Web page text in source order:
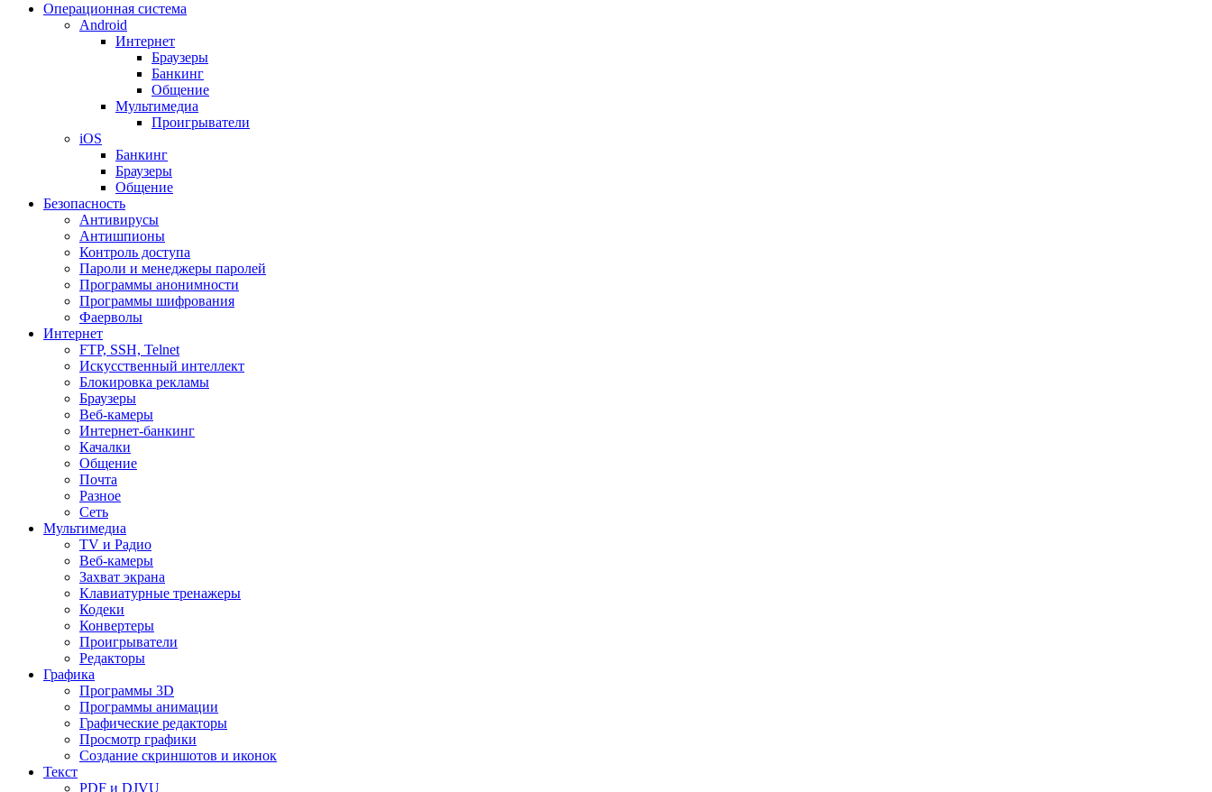
Операционная система
Android
Интернет
Браузеры
Банкинг
Общение
Мультимедиа
Проигрыватели
iOS
Банкинг
Браузеры
Общение
Безопасность
Антивирусы
Антишпионы
Контроль доступа
Пароли и менеджеры паролей
Программы анонимности
Программы шифрования
Фаерволы
Интернет
FTP, SSH, Telnet
Искусственный интеллект
Блокировка рекламы
Браузеры
Веб-камеры
Интернет-банкинг
Качалки
Общение
Почта
Разное
Сеть
Мультимедиа
TV и Радио
Веб-камеры
Захват экрана
Клавиатурные тренажеры
Кодеки
Конвертеры
Проигрыватели
Редакторы
Графика
Программы 3D
Программы анимации
Графические редакторы
Просмотр графики
Создание скриншотов и иконок
Текст
PDF и DJVU